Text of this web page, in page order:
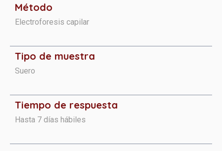
Método
Electroforesis capilar
Tipo de muestra
Suero
Tiempo de respuesta
Hasta 7 días hábiles